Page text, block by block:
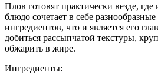
Плов готовят практически везде,
блюдо сочетает в себе
ингредиентов, что и является его
добиться рассыпчатой текстуры,
обжарить в жире.
Ингредиенты: